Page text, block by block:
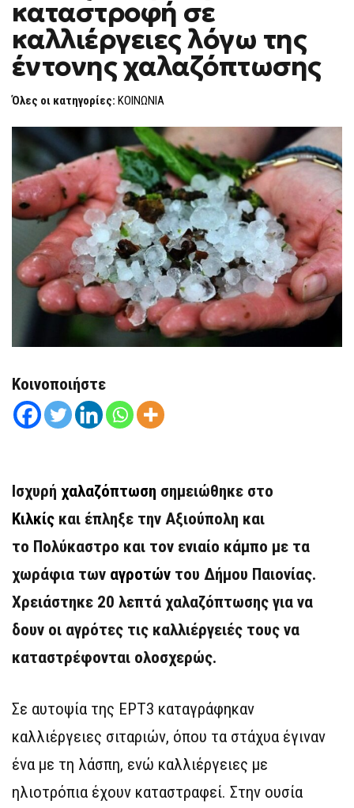
ΣΕ
ΚΑΛΛΙΈΡΓΕΙΕΣ
ΛΌΓΩ
ΤΗΣ
ΈΝΤΟΝΗΣ
ΧΑΛΑΖΌΠΤΩΣΗΣ
καταστροφή σε
καλλιέργειες λόγω της
έντονης χαλαζόπτωσης
Όλες οι κατηγορίες: ΚΟΙΝΩΝΙΑ
Κοινοποιήστε
Ισχυρή χαλαζόπτωση σημειώθηκε στο
Κιλκίς και έπληξε την Αξιούπολη και
το Πολύκαστρο και τον ενιαίο κάμπο με τα
χωράφια των αγροτών του Δήμου Παιονίας.
Χρειάστηκε 20 λεπτά χαλαζόπτωσης για να
δουν οι αγρότες τις καλλιέργειές τους να
καταστρέφονται ολοσχερώς.
Σε αυτοψία της ΕΡΤ3 καταγράφηκαν
καλλιέργειες σιταριών, όπου τα στάχυα έγιναν
ένα με τη λάσπη, ενώ καλλιέργειες με
ηλιοτρόπια έχουν καταστραφεί. Στην ουσία